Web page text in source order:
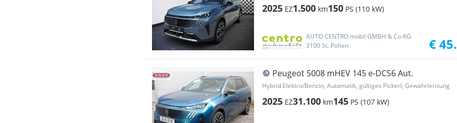
2025 EZ1.500 km150 PS (110 kW)
AUTO CENTRO mobil GMBH & Co KG
3100 St. Pölten
€
Peugeot 5008 mHEV 145 e-DCS6 Aut.
Hybrid Elektro/Benzin, Automatik, gültiges Pickerl, Gewährleistung
2025 EZ31.100 km145 PS (107 kW)